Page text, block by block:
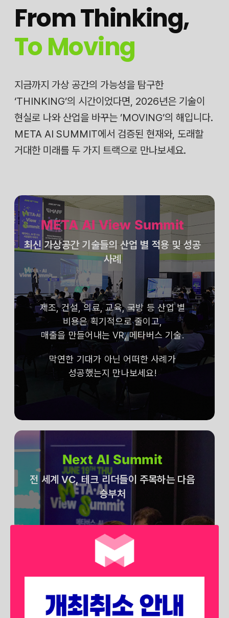
From Thinking,
To Moving
지금까지 가상 공간의 가능성을 탐구한
‘THINKING’의 시간이었다면, 2026년은 기술이
현실로 나와 산업을 바꾸는 ’MOVING’의 해입니다.
META AI SUMMIT에서 검증된 현재와, 도래할
거대한 미래를 두 가지 트랙으로 만나보세요.
META AI View Summit
최신 가상공간 기술들의 산업 별 적용 및 성공
사례
제조, 건설, 의료, 교육, 국방 등 산업 별
비용은 획기적으로 줄이고,
매출을 만들어내는 VR, 메타버스 기술.
막연한 기대가 아닌 어떠한 사례가
성공했는지 만나보세요!
Next AI Summit
전 세계 VC, 테크 리더들이 주목하는 다음
승부처
전 세계 벤처 캐피탈, 테크 리더들은
어떤 분야에 승부를 던지고 있을 까요?
생성형 AI를 넘어 에이전트 AI, 피지컬
AI 등
차후 시장에서 각광받을 확실한 미래를